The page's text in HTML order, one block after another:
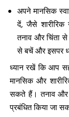
अपने मानसिक
दें, जैसे शारीरिक
तनाव और चिंता
से बचें और इसपर
ध्यान रखें कि आप
मानसिक और
सकते हैं। तनाव और
प्रबंधित किया जा